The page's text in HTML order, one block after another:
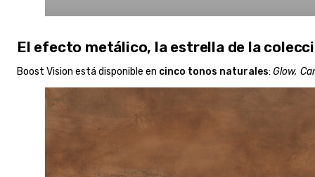
El efecto metálico, la estrella de la
Boost Vision está disponible en cinco tonos naturales: Glow,